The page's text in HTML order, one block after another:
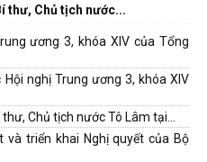
thư, Chủ tịch nước...
ương 3, khóa XIV của Tổng
nghị Trung ương 3, khóa XIV
Chủ tịch nước Tô Lâm tại...
và triển khai Nghị quyết của Bộ